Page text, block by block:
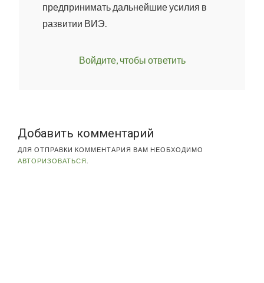
предпринимать дальнейшие усилия в
развитии ВИЭ.
Войдите, чтобы ответить
Добавить комментарий
ДЛЯ ОТПРАВКИ КОММЕНТАРИЯ ВАМ НЕОБХОДИМО
АВТОРИЗОВАТЬСЯ